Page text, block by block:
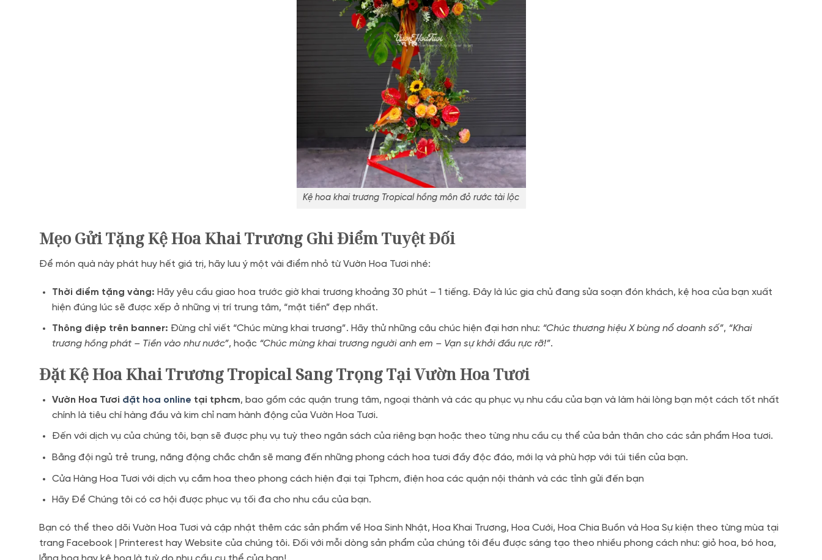
Kệ hoa khai trương Tropical hồng môn đỏ rước tài lộc
Mẹo Gửi Tặng Kệ Hoa Khai Trương Ghi Điểm Tuyệt Đối
Để món quà này phát huy hết giá trị, hãy lưu ý một vài điểm nhỏ từ Vườn Hoa Tươi nhé:
Thời điểm tặng vàng: Hãy yêu cầu giao hoa trước giờ khai trương khoảng 30 phút – 1 tiếng. Đây là lúc gia chủ đang sửa soạn đón khách, kệ hoa của bạn xuất
hiện đúng lúc sẽ được xếp ở những vị trí trung tâm, “mặt tiền” đẹp nhất.
Thông điệp trên banner: Đừng chỉ viết “Chúc mừng khai trương”. Hãy thử những câu chúc hiện đại hơn như: “Chúc thương hiệu X bùng nổ doanh số”, “Khai
trương hồng phát – Tiền vào như nước”, hoặc “Chúc mừng khai trương người anh em – Vạn sự khởi đầu rực rỡ!”.
ĐặtKệ Hoa Khai Trương Tropical Sang TrọngTại Vườn Hoa Tươi
Vườn Hoa Tươi đặt hoa online tại tphcm, bao gồm các quận trung tâm, ngoại thành và các qu phục vụ nhu cầu của bạn và làm hài lòng bạn một cách tốt nhất
chính là tiêu chí hàng đầu và kim chỉ nam hành động của Vườn Hoa Tươi.
Đến với dịch vụ của chúng tôi, bạn sẽ được phụ vụ tuỳ theo ngân sách của riêng bạn hoặc theo từng nhu cầu cụ thể của bản thân cho các sản phẩm Hoa tươi.
Bằng đội ngủ trẻ trung, năng động chắc chắn sẽ mang đến những phong cách hoa tươi đầy độc đáo, mới lạ và phù hợp với túi tiền của bạn.
Cửa Hàng Hoa Tươi với dịch vụ cắm hoa theo phong cách hiện đại tại Tphcm, điện hoa các quận nội thành và các tỉnh gửi đến bạn
Hãy Để Chúng tôi có cơ hội được phục vụ tối đa cho nhu cầu của bạn.
Bạn có thể theo dõi Vườn Hoa Tươi và cập nhật thêm các sản phẩm về Hoa Sinh Nhật, Hoa Khai Trương, Hoa Cưới, Hoa Chia Buồn và Hoa Sự kiện theo từng mùa tại
trang Facebook | Printerest hay Website của chúng tôi. Đối với mỗi dòng sản phẩm của chúng tôi đều được sáng tạo theo nhiều phong cách như: giỏ hoa, bó hoa,